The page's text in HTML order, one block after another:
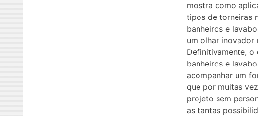
mostra como
tipos de torneiras
banheiros e
um olhar inovador
Definitivamente, o
banheiros e
acompanhar um
que por muitas
projeto sem
as tantas